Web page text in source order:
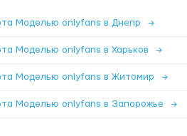
Моделью onlyfans в Днепр →
Моделью onlyfans в Харьков →
Моделью onlyfans в Житомир →
Моделью onlyfans в Запорожье →